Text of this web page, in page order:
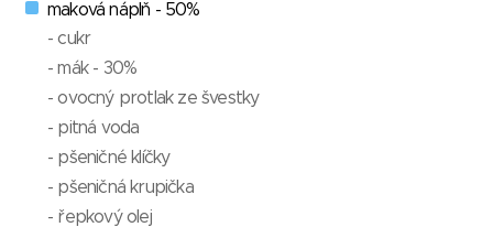
maková náplň - 50%
- cukr
- mák - 30%
- ovocný protlak ze švestky
- pitná voda
- pšeničné klíčky
- pšeničná krupička
- řepkový olej